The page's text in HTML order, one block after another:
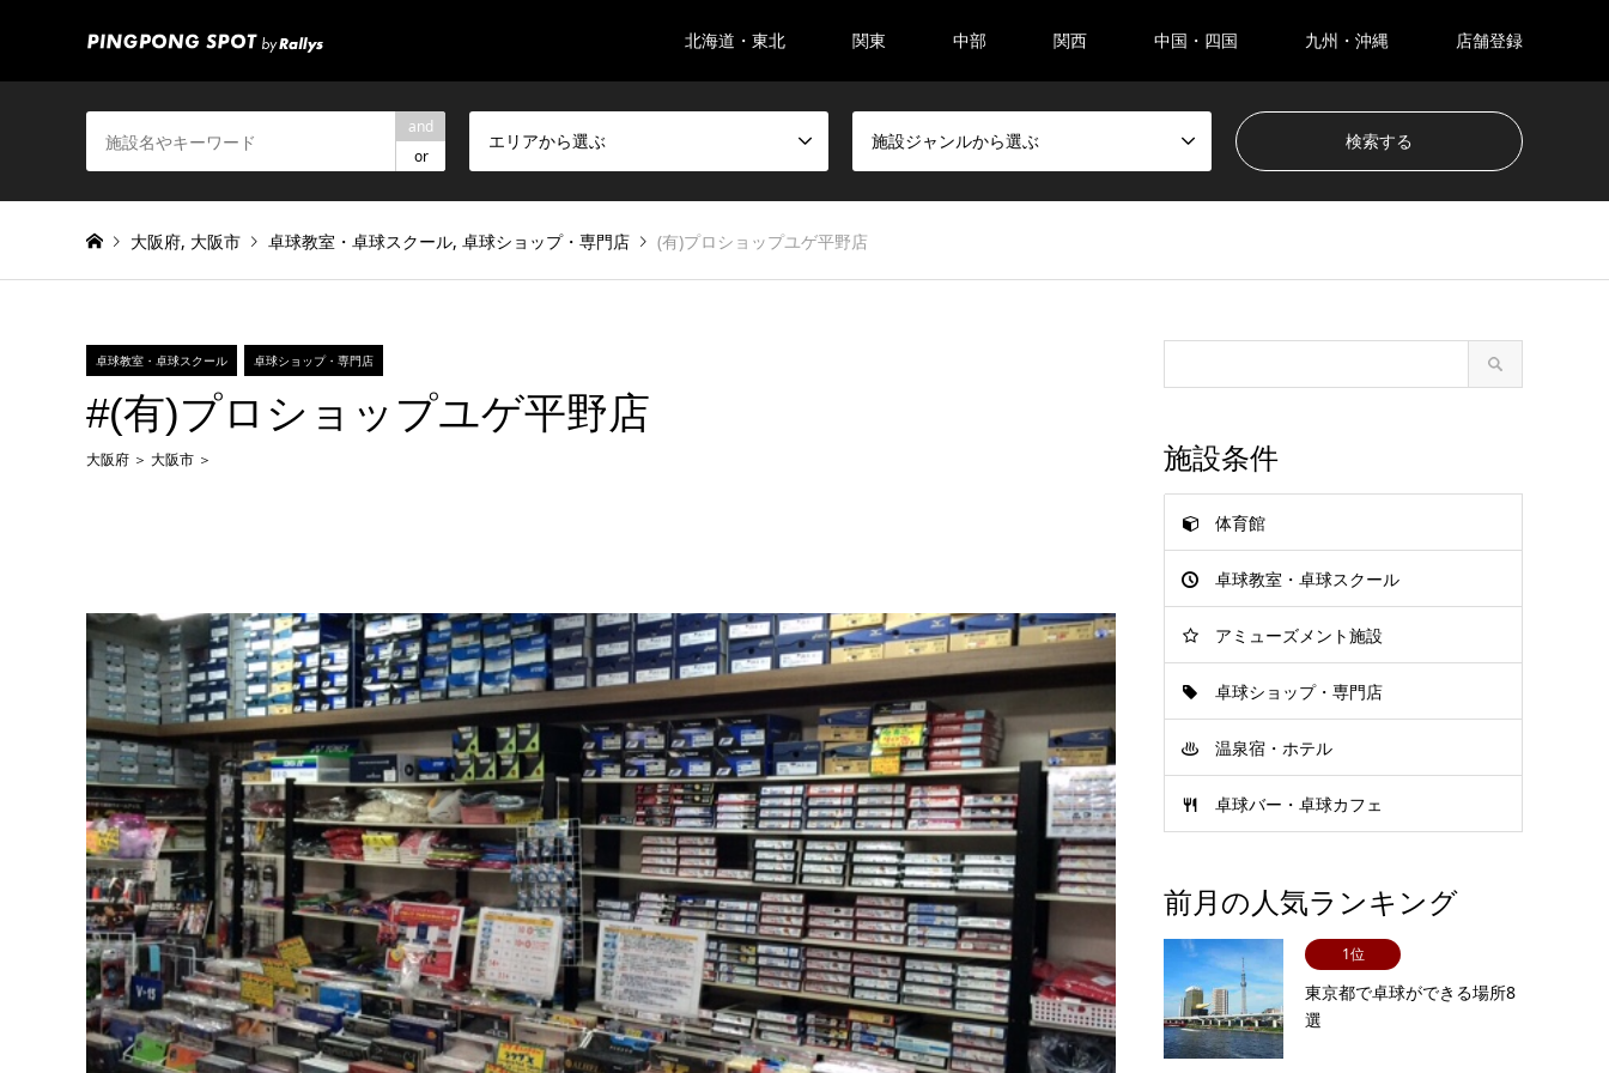
北海道・東北 関東 中部 関西 中国・四国 九州・沖縄 店舗登録
and
or
エリアから選ぶ 施設ジャンルから選ぶ
大阪府, 大阪市 卓球教室・卓球スクール, 卓球ショップ・専門店 (有)プロショップユゲ平野店
卓球教室・卓球スクール 卓球ショップ・専門店
#(有)プロショップユゲ平野店
大阪府 大阪市 施設条件
体育館
卓球教室・卓球スクール
アミューズメント施設
卓球ショップ・専門店
温泉宿・ホテル
卓球バー・卓球カフェ
前月の人気ランキング
1位
東京都で卓球ができる場所8
選